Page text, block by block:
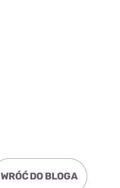
WRÓĆ DO BLOGA